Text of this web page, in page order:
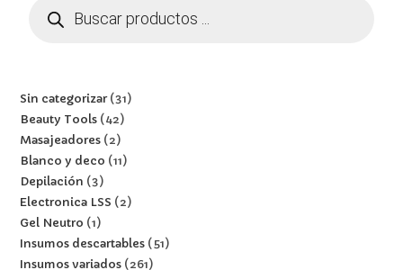
Sin categorizar 31
Beauty Tools 42
Masajeadores 2
Blanco y deco
11
Depilación
3
Electronica LSS
2
Gel Neutro
1
Insumos descartables 51
Insumos variados 261